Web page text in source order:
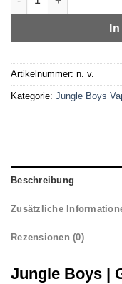
Artikelnummer: n. v.
Kategorie: Jungle Boys
Beschreibung
Zusätzliche
Rezensionen (0)
Jungle Boys |